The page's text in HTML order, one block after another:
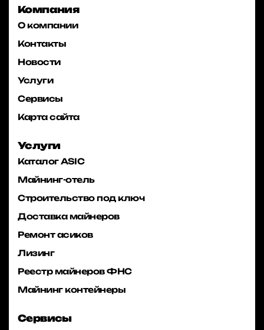
Компания
О компании
Контакты
Новости
Услуги
Сервисы
Карта сайта
Услуги
Каталог ASIC
Майнинг-отель
Строительство под ключ
Доставка майнеров
Ремонт асиков
Лизинг
Реестр майнеров ФНС
Майнинг контейнеры
Сервисы